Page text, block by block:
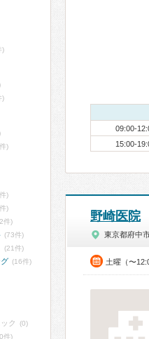
09:00-
15:00-
野崎医院
東京都府中
土曜（〜
)
)
)
)
)
件)
(73件)
(21件)
(16件)
ク (0)
件)